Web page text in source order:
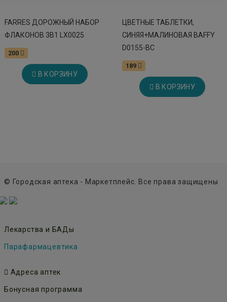
FARRES ДОРОЖНЫЙ НАБОР
ФЛАКОНОВ 3В1 LX0025
200
В КОРЗИНУ
ЦВЕТНЫЕ ТАБЛЕТКИ,
СИНЯЯ+МАЛИНОВАЯ BAFFY
D0155-BС
189
В КОРЗИНУ
© Городская аптека - Маркетплейс. Все права защищены
Лекарства и БАДы
Парафармацевтика
Адреса аптек
Бонусная программа